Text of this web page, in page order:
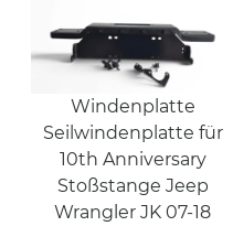
Windenplatte
Seilwindenplatte für
10th Anniversary
Stoßstange Jeep
Wrangler JK 07-18